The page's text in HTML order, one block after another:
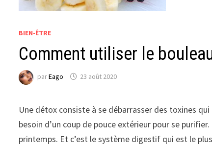
BIEN-ÊTRE
Comment utiliser le
parEago 23 août 2020
Une détox consiste à se débarrasser des toxines
besoin d’un coup de pouce extérieur pour se
printemps. Et c’est le système digestif qui est le